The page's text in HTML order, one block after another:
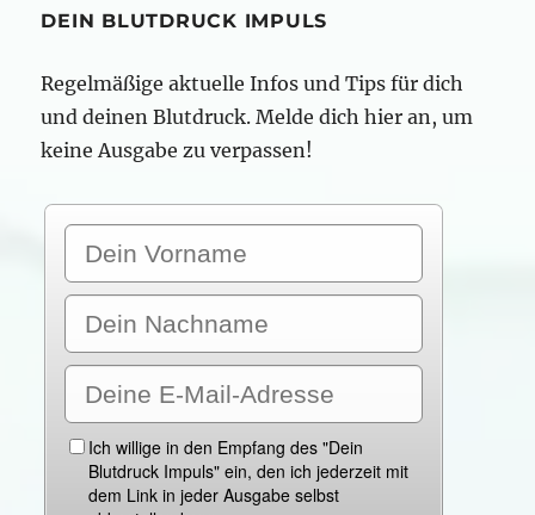
DEIN BLUTDRUCK IMPULS
Regelmäßige aktuelle Infos und Tips für dich
und deinen Blutdruck. Melde dich hier an, um
keine Ausgabe zu verpassen!